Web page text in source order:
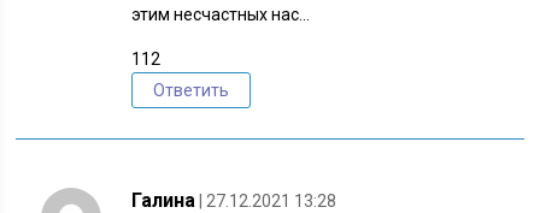
этим несчастных нас…
112
Ответить
Галина
| 27.12.2021 13:28